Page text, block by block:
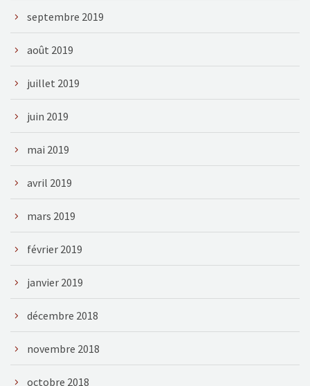
septembre 2019
août 2019
juillet 2019
juin 2019
mai 2019
avril 2019
mars 2019
février 2019
janvier 2019
décembre 2018
novembre 2018
octobre 2018